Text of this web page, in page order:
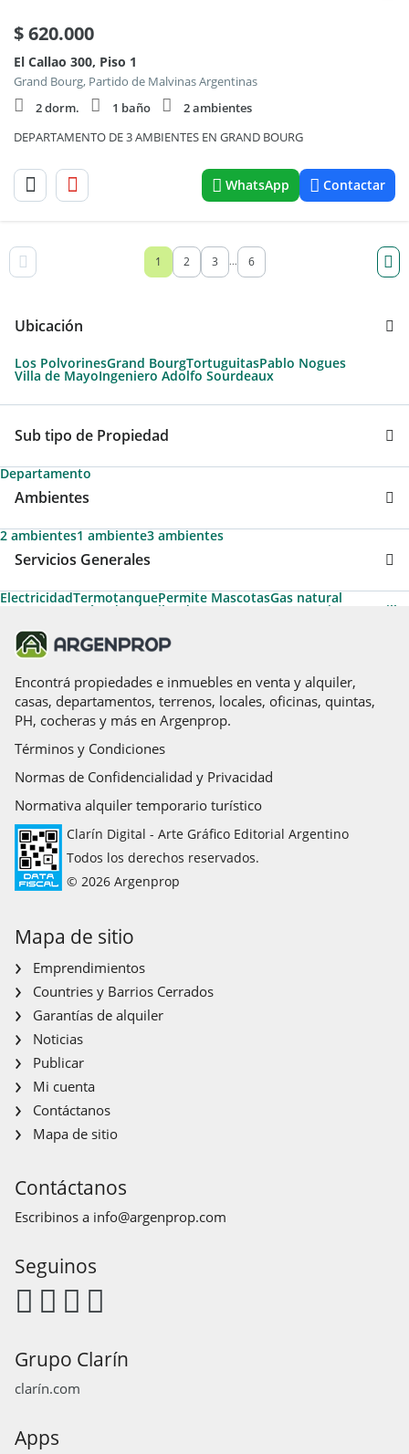
$620.000
El Callao 300, Piso 1
Grand Bourg, Partido de Malvinas Argentinas
2 dorm.
1 baño
2 ambientes
DEPARTAMENTO DE 3 AMBIENTES EN GRAND BOURG
WhatsApp Contactar
1 2 3 ... 6
Ubicación
Los PolvorinesGrand BourgTortuguitasPablo Nogues
Villa de MayoIngeniero Adolfo Sourdeaux
Sub tipo de Propiedad
Departamento
Ambientes
2 ambientes1 ambiente3 ambientes
Servicios Generales
ElectricidadTermotanquePermite MascotasGas natural
Acepta Garantías de Alquiler de Argenprop Agua corriente Parrilla
Encontrá propiedades e inmuebles en venta y alquiler,
casas, departamentos, terrenos, locales, oficinas, quintas,
PH, cocheras y más en Argenprop.
Términos y Condiciones
Normas de Confidencialidad y Privacidad
Normativa alquiler temporario turístico
Clarín Digital - Arte Gráfico Editorial Argentino
Todos los derechos reservados.
© 2026 Argenprop
Mapa de sitio
Emprendimientos
Countries y Barrios Cerrados
Garantías de alquiler
Noticias
Publicar
Mi cuenta
Contáctanos
Mapa de sitio
Contáctanos
Escribinos a info@argenprop.com
Seguinos
Grupo Clarín
clarín.com
Apps